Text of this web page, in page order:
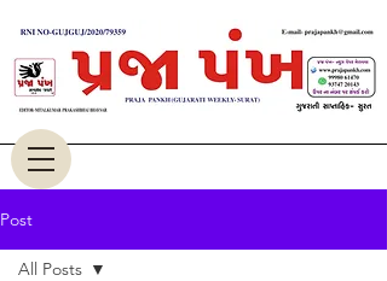
Post
All Posts